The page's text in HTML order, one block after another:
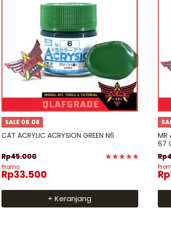
SALE 08.08
CAT ACRYLIC ACRYSION GREEN N6
Rp45.000
Promo
Rp33.500
+ Keranjang
MR
67
Rp
Rp